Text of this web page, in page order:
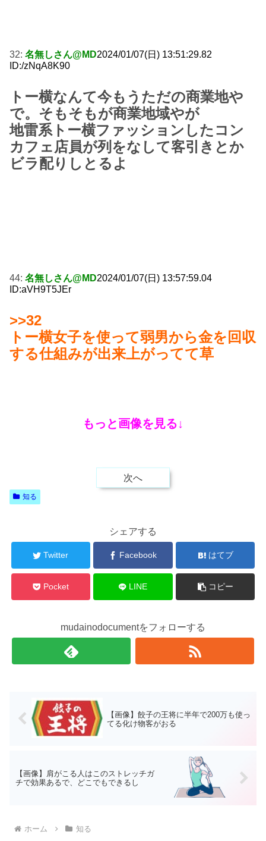
32: 名無しさん@MD2024/01/07(日) 13:51:29.82
ID:/zNqA8K90
トー横なんて今もうただの商業地や
で。そもそもが商業地域やが
地雷系トー横ファッションしたコン
カフェ店員が列をなして客引きとか
ビラ配りしとるよ
44: 名無しさん@MD2024/01/07(日) 13:57:59.04
ID:aVH9T5JEr
>>32
トー横女子を使って弱男から金を回収
する仕組みが出来上がってて草
もっと画像を見る↓
次へ
知る
シェアする
Twitter Facebook はてブ
Pocket LINE コピー
mudainodocumentをフォローする
【画像】餃子の王将に半年で200万も使っ
てる化け物客がおる
【画像】肩がこる人はこのストレッチガ
チで効果あるで、どこでもできるし
ホーム 知る